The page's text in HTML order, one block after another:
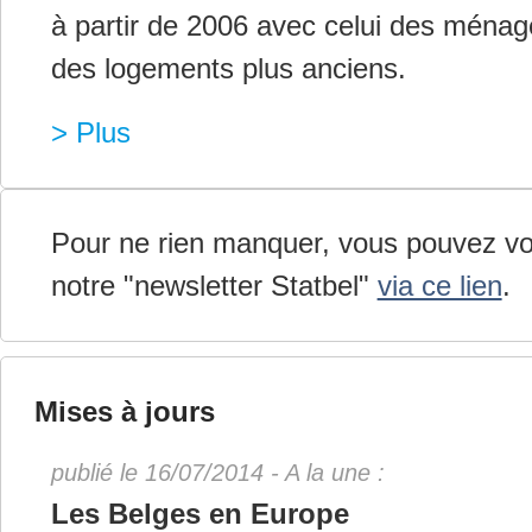
à partir de 2006 avec celui des
des logements plus anciens.
> Plus
Pour ne rien manquer, vous pouvez
notre "newsletter Statbel" via ce lien.
Mises à jours
publié le 16/07/2014 - A la une :
Les Belges en Europe